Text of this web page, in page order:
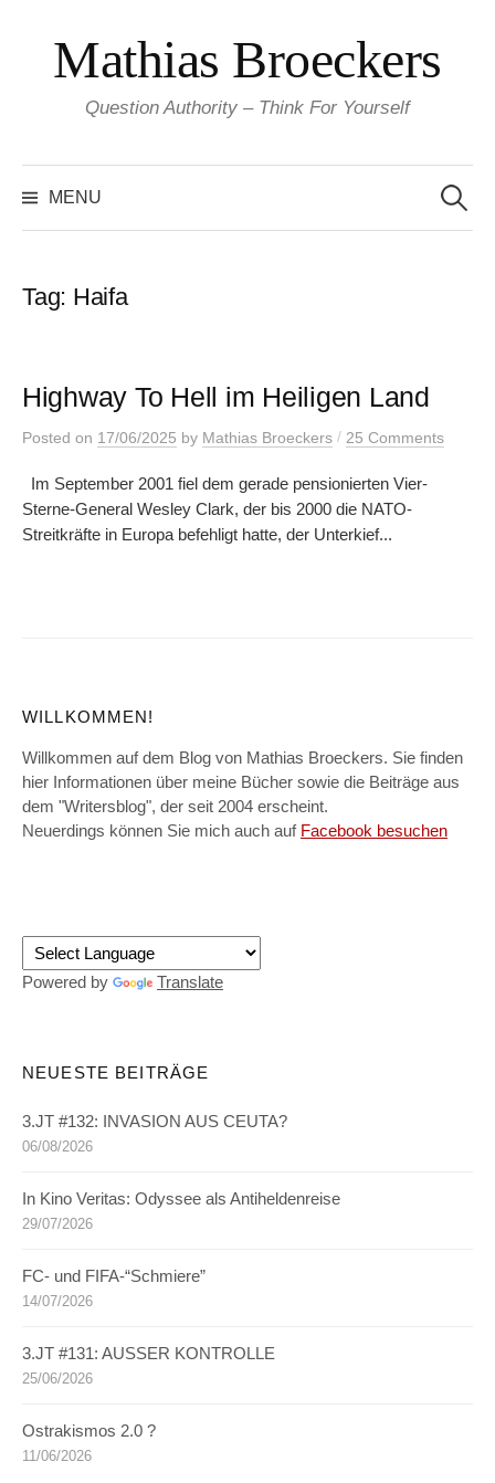
content
Mathias Broeckers
Question Authority – Think For Yourself
MENU
for:
Tag: Haifa
Highway To Hell im Heiligen Land
Posted on 17/06/2025 by Mathias Broeckers / 25 Comments
Im September 2001 fiel dem gerade pensionierten Vier-
Sterne-General Wesley Clark, der bis 2000 die NATO-
Streitkräfte in Europa befehligt hatte, der Unterkief...
WILLKOMMEN!
Willkommen auf dem Blog von Mathias Broeckers. Sie finden
hier Informationen über meine Bücher sowie die Beiträge aus
dem "Writersblog", der seit 2004 erscheint.
Neuerdings können Sie mich auch auf Facebook besuchen
Powered by Translate
NEUESTE BEITRÄGE
3.JT #132: INVASION AUS CEUTA?
06/08/2026
In Kino Veritas: Odyssee als Antiheldenreise
29/07/2026
FC- und FIFA-“Schmiere”
14/07/2026
3.JT #131: AUSSER KONTROLLE
25/06/2026
Ostrakismos 2.0 ?
11/06/2026